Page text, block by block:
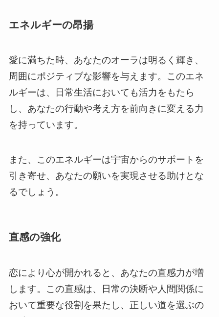
エネルギーの昂揚
愛に満ちた時、あなたのオーラは明るく輝き、
周囲にポジティブな影響を与えます。このエネ
ルギーは、日常生活においても活力をもたら
し、あなたの行動や考え方を前向きに変える力
を持っています。
また、このエネルギーは宇宙からのサポートを
引き寄せ、あなたの願いを実現させる助けとな
るでしょう。
直感の強化
恋により心が開かれると、あなたの直感力が増
します。この直感は、日常の決断や人間関係に
おいて重要な役割を果たし、正しい道を選ぶの